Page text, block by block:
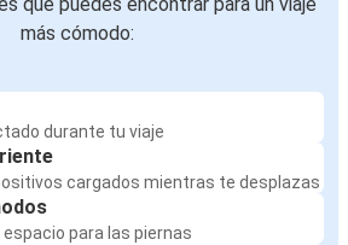
más cómodo:
durante tu viaje
cargados mientras te desplazas
para las piernas